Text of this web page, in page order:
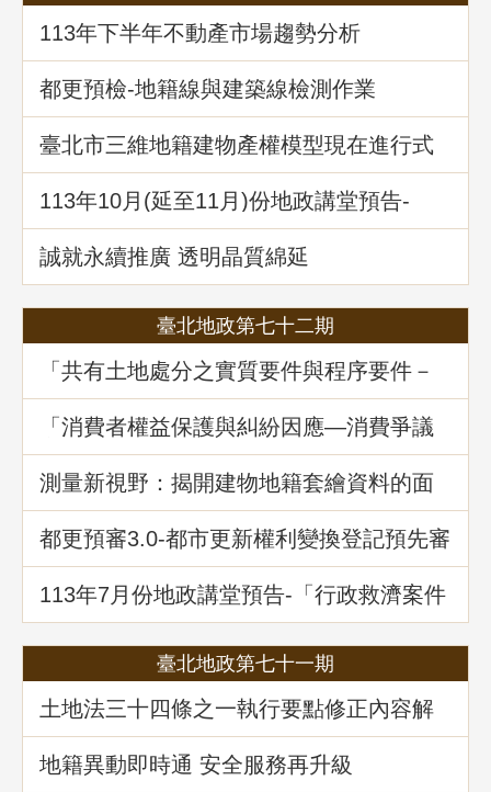
113年下半年不動產市場趨勢分析
都更預檢-地籍線與建築線檢測作業
臺北市三維地籍建物產權模型現在進行式
113年10⽉(延至11月)份地政講堂預告-
「不動產信託實務解析」
誠就永續推廣 透明晶質綿延
臺北地政第七十二期
「共有土地處分之實質要件與程序要件－
以土地法第34條之1執行要點修正為中心」
地政講堂回顧
「消費者權益保護與糾紛因應—消費爭議
案例分享」地政講堂回顧
測量新視野：揭開建物地籍套繪資料的面
紗
都更預審3.0-都市更新權利變換登記預先審
查制度
113年7月份地政講堂預告-「行政救濟案件
剖析-以若干土地測量及登記事件為例」
臺北地政第七十一期
土地法三十四條之一執行要點修正內容解
析
地籍異動即時通 安全服務再升級